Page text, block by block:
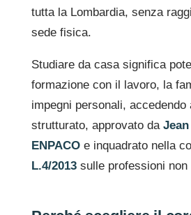
tutta la Lombardia, senza
sede fisica.
Studiare da casa significa
formazione con il lavoro, la
impegni personali, accedendo
strutturato, approvato da
ENPACO e inquadrato nella
L.4/2013 sulle professioni non